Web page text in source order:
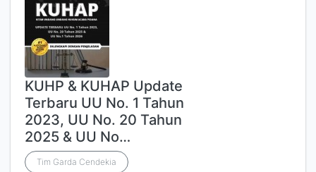
KUHP & KUHAP Update
Terbaru UU No. 1 Tahun
2023, UU No. 20 Tahun
2025 & UU No…
Tim Garda Cendekia